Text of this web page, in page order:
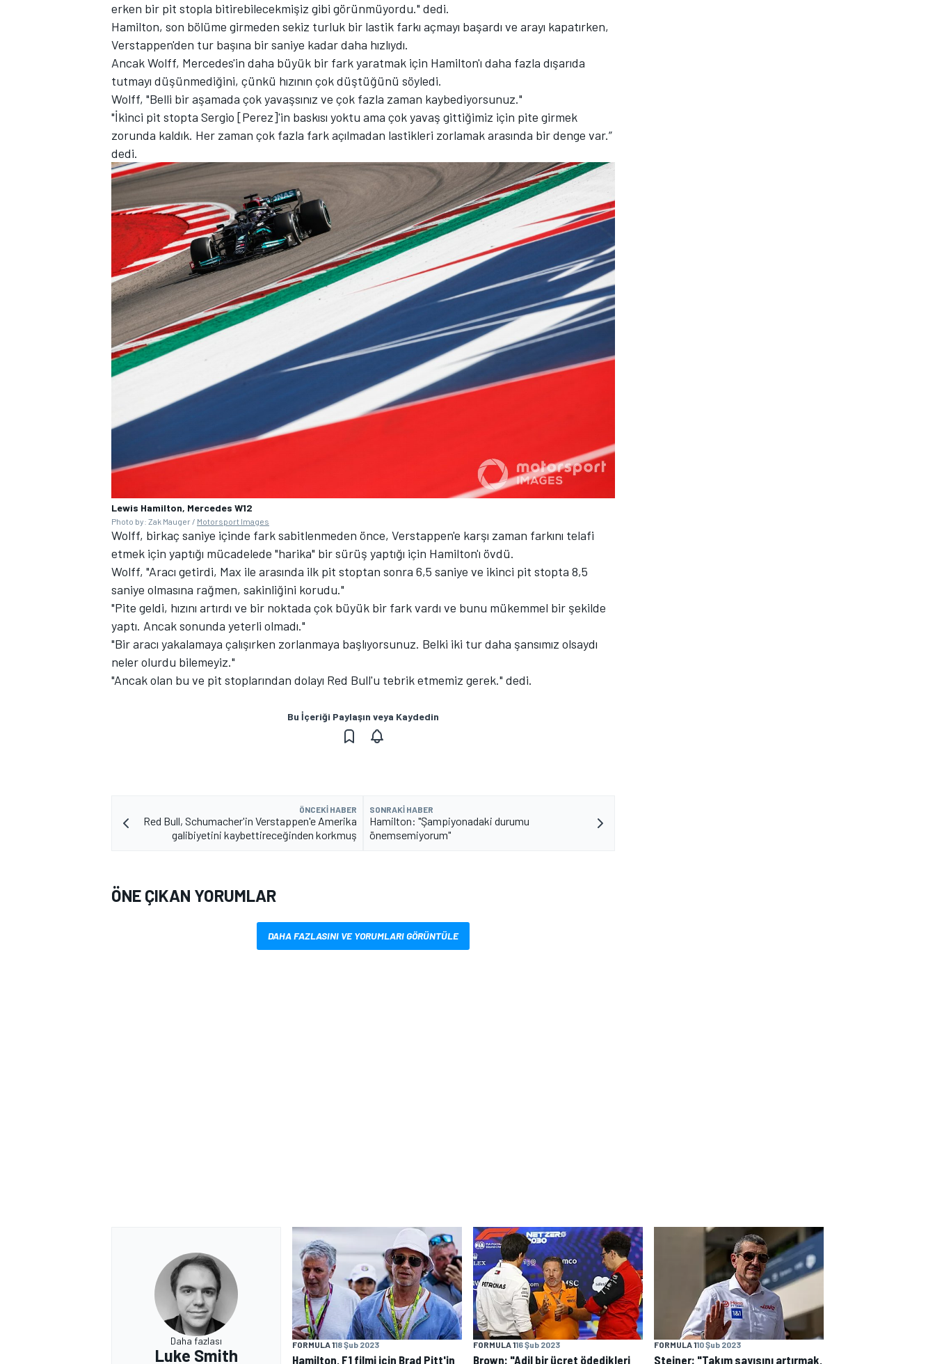
MOTOSİKLET
erken bir pit stopla bitirebilecekmişiz gibi görünmüyordu." dedi.
Hamilton, son bölüme girmeden sekiz turluk bir lastik farkı açmayı başardı ve arayı kapatırken,
Verstappen'den tur başına bir saniye kadar daha hızlıydı.
Ancak Wolff, Mercedes'in daha büyük bir fark yaratmak için Hamilton'ı daha fazla dışarıda
tutmayı düşünmediğini, çünkü hızının çok düştüğünü söyledi.
Wolff, "Belli bir aşamada çok yavaşsınız ve çok fazla zaman kaybediyorsunuz."
"İkinci pit stopta Sergio [Perez]'in baskısı yoktu ama çok yavaş gittiğimiz için pite girmek
zorunda kaldık. Her zaman çok fazla fark açılmadan lastikleri zorlamak arasında bir denge var.”
dedi.
Lewis Hamilton, Mercedes W12
Photo by: Zak Mauger / Motorsport Images
Wolff, birkaç saniye içinde fark sabitlenmeden önce, Verstappen'e karşı zaman farkını telafi
etmek için yaptığı mücadelede "harika" bir sürüş yaptığı için Hamilton'ı övdü.
Wolff, "Aracı getirdi, Max ile arasında ilk pit stoptan sonra 6,5 saniye ve ikinci pit stopta 8,5
saniye olmasına rağmen, sakinliğini korudu."
"Pite geldi, hızını artırdı ve bir noktada çok büyük bir fark vardı ve bunu mükemmel bir şekilde
yaptı. Ancak sonunda yeterli olmadı."
"Bir aracı yakalamaya çalışırken zorlanmaya başlıyorsunuz. Belki iki tur daha şansımız olsaydı
neler olurdu bilemeyiz."
"Ancak olan bu ve pit stoplarından dolayı Red Bull'u tebrik etmemiz gerek." dedi.
Bu İçeriği Paylaşın veya Kaydedin
ÖNCEKI HABER
Red Bull, Schumacher'in Verstappen'e Amerika
galibiyetini kaybettireceğinden korkmuş
SONRAKI HABER
Hamilton: "Şampiyonadaki durumu
önemsemiyorum"
ÖNE ÇIKAN YORUMLAR
DAHA FAZLASINI VE YORUMLARI GÖRÜNTÜLE
Daha fazlası
Luke Smith
FORMULA 118 Şub 2023
Hamilton, F1 filmi için Brad Pitt'in
FORMULA 116 Şub 2023
Brown: "Adil bir ücret ödedikleri
FORMULA 110 Şub 2023
Steiner: "Takım sayısını artırmak,